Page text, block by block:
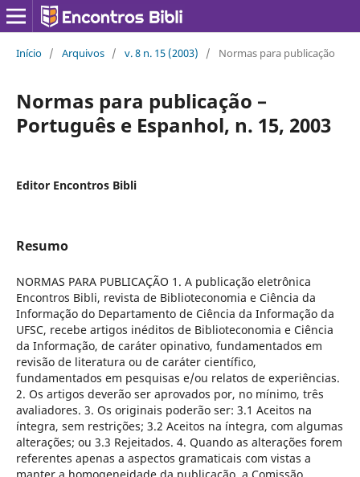
Início / Arquivos / v. 8 n. 15 (2003) / Normas para publicação
Normas para publicação –
Português e Espanhol, n. 15, 2003
Editor Encontros Bibli
Resumo
NORMAS PARA PUBLICAÇÃO 1. A publicação eletrônica
Encontros Bibli, revista de Biblioteconomia e Ciência da
Informação do Departamento de Ciência da Informação da
UFSC, recebe artigos inéditos de Biblioteconomia e Ciência
da Informação, de caráter opinativo, fundamentados em
revisão de literatura ou de caráter científico,
fundamentados em pesquisas e/ou relatos de experiências.
2. Os artigos deverão ser aprovados por, no mínimo, três
avaliadores. 3. Os originais poderão ser: 3.1 Aceitos na
íntegra, sem restrições; 3.2 Aceitos na íntegra, com algumas
alterações; ou 3.3 Rejeitados. 4. Quando as alterações forem
referentes apenas a aspectos gramaticais com vistas a